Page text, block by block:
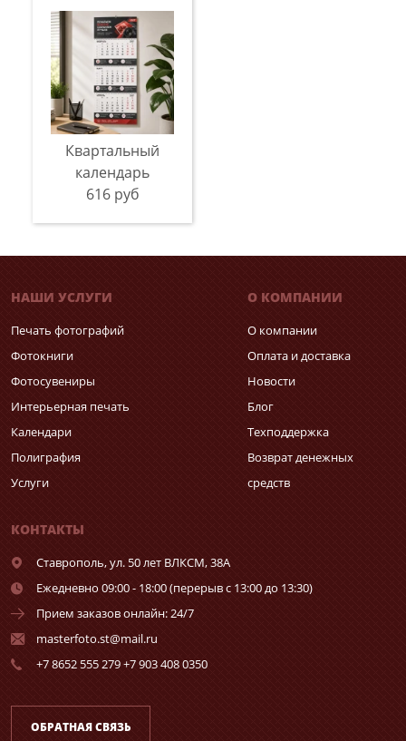
Квартальный
календарь
616 руб
НАШИ УСЛУГИ
Печать фотографий
Фотокниги
Фотосувениры
Интерьерная печать
Календари
Полиграфия
Услуги
О КОМПАНИИ
О компании
Оплата и доставка
Новости
Блог
Техподдержка
Возврат денежных
средств
КОНТАКТЫ
Ставрополь,ул. 50 лет ВЛКСМ, 38А
Ежедневно 09:00 - 18:00 (перерыв с 13:00 до 13:30)
Прием заказов онлайн: 24/7
masterfoto.st@mail.ru
+7 8652 555 279 +7 903 408 0350
ОБРАТНАЯ СВЯЗЬ